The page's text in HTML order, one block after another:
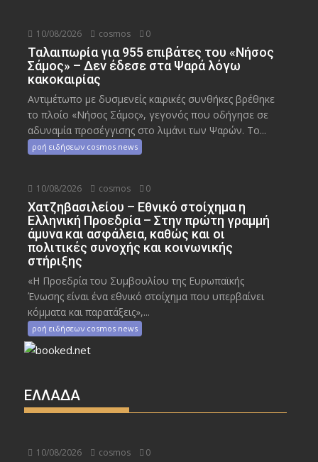
10/08/2026 cosmos 0
Ταλαιπωρία για 955 επιβάτες του «Νήσος
Σάμος» – Δεν έδεσε στα Ψαρά λόγω
κακοκαιρίας
Αντιμέτωπο με δυσμενείς καιρικές συνθήκες βρέθηκε
το πλοίο «Νήσος Σάμος», γεγονός που οδήγησε σε
αδυναμία προσέγγισης στο λιμάνι των Ψαρών. Το...
ροή ειδήσεων cosmos news
10/08/2026 cosmos 0
Χατζηβασιλείου – Εθνικό στοίχημα η
Ελληνική Προεδρία – Στην πρώτη γραμμή
άμυνα και ασφάλεια, καθώς και οι
πολιτικές συνοχής και κοινωνικής
στήριξης
«Η Προεδρία του Συμβουλίου της Ευρωπαϊκής
Ένωσης είναι ένα εθνικό στοίχημα που υπερβαίνει
κόμματα και παρατάξεις»,...
ροή ειδήσεων cosmos news
ΕΛΛΑΔΑ
10/08/2026 cosmos 0